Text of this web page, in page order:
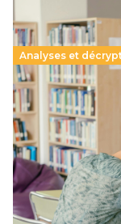
Analyses et
Supérieur privé
promesse
11 juillet 2026-
Le projet de loi
supérieur privé
qui relègue l’acte
Lire la suite →